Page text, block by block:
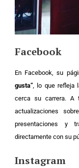
Facebook
En Facebook, su
gusta”, lo que refleja
cerca su carrera. A
actualizaciones
presentaciones y
directamente con su
Instagram